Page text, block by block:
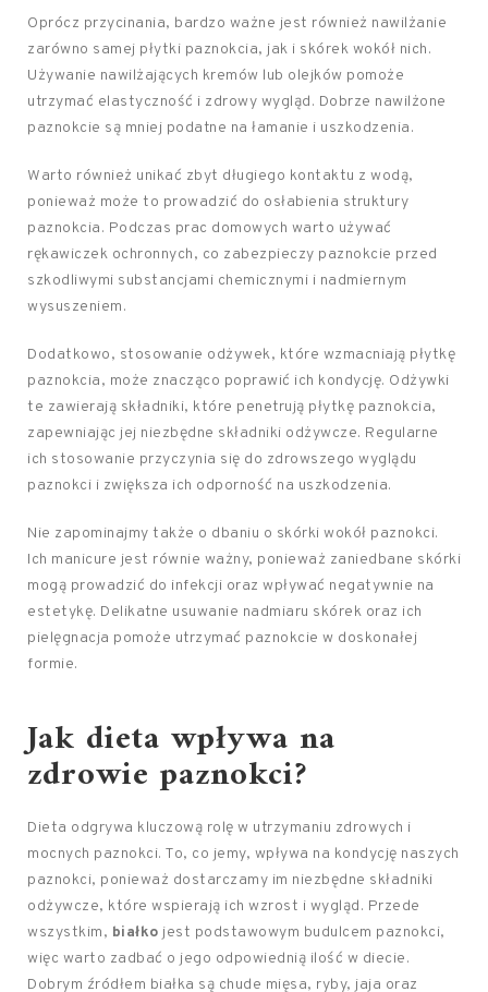
Oprócz przycinania, bardzo ważne jest również nawilżanie
zarówno samej płytki paznokcia, jak i skórek wokół nich.
Używanie nawilżających kremów lub olejków pomoże
utrzymać elastyczność i zdrowy wygląd. Dobrze nawilżone
paznokcie są mniej podatne na łamanie i uszkodzenia.
Warto również unikać zbyt długiego kontaktu z wodą,
ponieważ może to prowadzić do osłabienia struktury
paznokcia. Podczas prac domowych warto używać
rękawiczek ochronnych, co zabezpieczy paznokcie przed
szkodliwymi substancjami chemicznymi i nadmiernym
wysuszeniem.
Dodatkowo, stosowanie odżywek, które wzmacniają płytkę
paznokcia, może znacząco poprawić ich kondycję. Odżywki
te zawierają składniki, które penetrują płytkę paznokcia,
zapewniając jej niezbędne składniki odżywcze. Regularne
ich stosowanie przyczynia się do zdrowszego wyglądu
paznokci i zwiększa ich odporność na uszkodzenia.
Nie zapominajmy także o dbaniu o skórki wokół paznokci.
Ich manicure jest równie ważny, ponieważ zaniedbane skórki
mogą prowadzić do infekcji oraz wpływać negatywnie na
estetykę. Delikatne usuwanie nadmiaru skórek oraz ich
pielęgnacja pomoże utrzymać paznokcie w doskonałej
formie.
Jak dieta wpływa na
zdrowie paznokci?
Dieta odgrywa kluczową rolę w utrzymaniu zdrowych i
mocnych paznokci. To, co jemy, wpływa na kondycję naszych
paznokci, ponieważ dostarczamy im niezbędne składniki
odżywcze, które wspierają ich wzrost i wygląd. Przede
wszystkim, białko jest podstawowym budulcem paznokci,
więc warto zadbać o jego odpowiednią ilość w diecie.
Dobrym źródłem białka są chude mięsa, ryby, jaja oraz